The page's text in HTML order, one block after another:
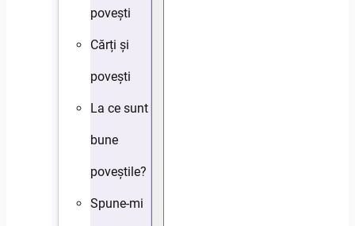
povești
Cărți și
povești
La ce sunt
bune
poveștile?
Spune-mi